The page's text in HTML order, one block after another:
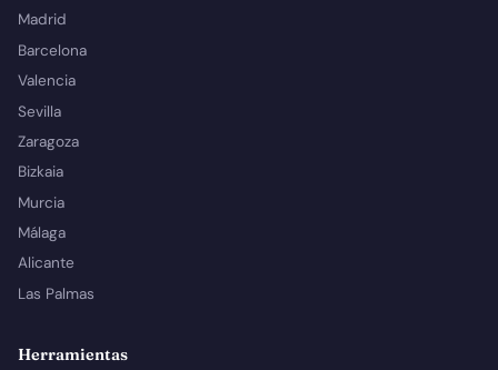
Madrid
Barcelona
Valencia
Sevilla
Zaragoza
Bizkaia
Murcia
Málaga
Alicante
Las Palmas
Herramientas